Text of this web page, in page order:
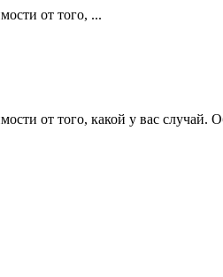
от того, ...
от того, какой у вас